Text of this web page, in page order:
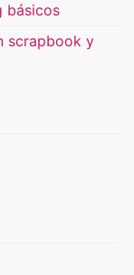
básicos
scrapbook y